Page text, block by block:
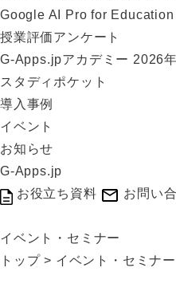
Google AI Pro for Education
授業評価アンケート
G-Apps.jpアカデミー 2026
スタディポケット
導入事例
イベント
お知らせ
G-Apps.jp
お役立ち資料
お問い
イベント・セミナー
トップ> イベント・セミナー